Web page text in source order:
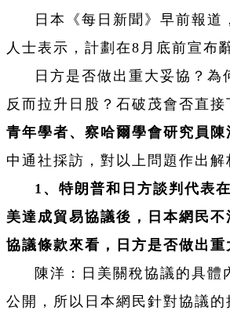
日本《每日新聞》早前報道
人士表示，計劃在8月底前宣布
日方是否做出重大妥協？為
反而拉升日股？石破茂會否直接
青年學者、察哈爾學會研究員陳
中通社採訪，對以上問題作出解
1、特朗普和日方談判代表
美達成貿易協議後，日本網民
協議條款來看，日方是否做出重
陳洋：日美關稅協議的具體
公開，所以日本網民針對協議的